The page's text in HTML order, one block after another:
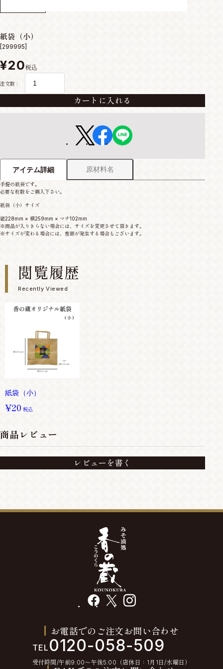
紙袋（小）
[299995]
¥20税込
注文数：
カートに入れる
アイテム詳細 原材料名
手提の紙袋です。
必要な枚数をご購入下さい。
紙袋（小）サイズ
縦228mm × 横259mm × マチ102mm
※商品が入りきらない場合には、サイズを変更させて頂きます。
※サイズが変わる場合には、差額が発生する場合もございます。
閲覧履歴
Recently Viewed
紙袋（小）
¥20 税込
商品レビュー
レビューを書く
facebook instagram
お電話でのご注文お問い合わせ
TEL 0120-058-509
受付時間/午前9:00〜午後5:00（店休日：1月1日/水曜日）